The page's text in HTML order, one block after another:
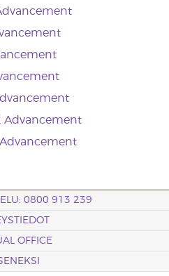
Advancement
0800 913 239
OFFICE